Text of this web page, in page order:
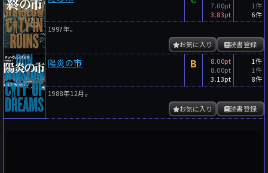
7.00pt
3.83pt
1件
6件
1997年。
読書登録
お気に入り
陽炎の市 B
8.00pt
8.00pt
3.13pt
1件
1件
8件
1988年12月。
読書登録
お気に入り